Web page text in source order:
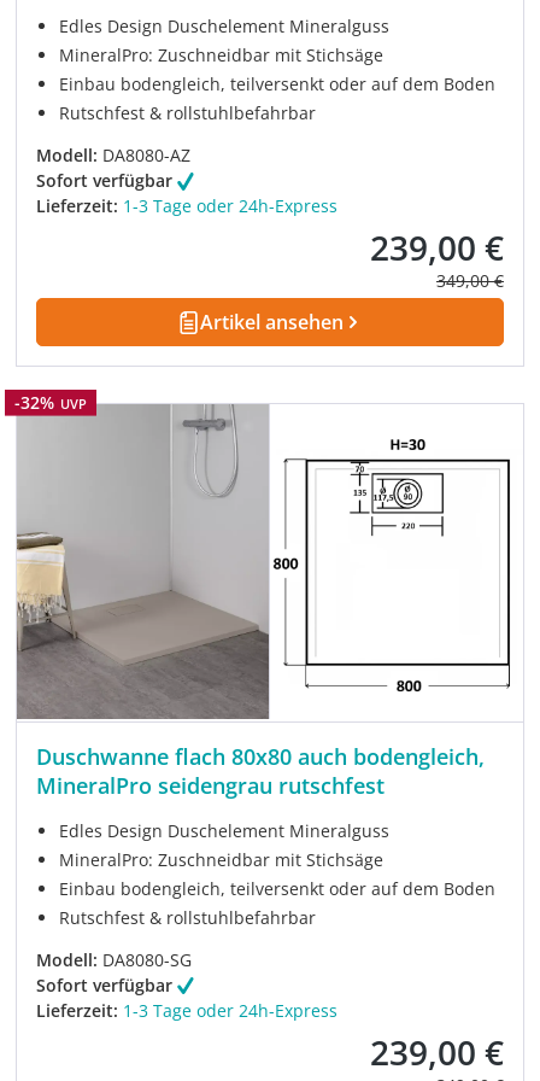
Edles Design Duschelement Mineralguss
MineralPro: Zuschneidbar mit Stichsäge
Einbau bodengleich, teilversenkt oder auf dem Boden
Rutschfest & rollstuhlbefahrbar
Modell: DA8080-AZ
Sofort verfügbar
Lieferzeit: 1-3 Tage oder 24h-Express
Verkaufspreis:
239,00 €
Regulärer
349,00 €
Artikel ansehen
Rabatt
-32% UVP
Duschwanne flach 80x80 auch bodengleich,
MineralPro seidengrau rutschfest
Edles Design Duschelement Mineralguss
MineralPro: Zuschneidbar mit Stichsäge
Einbau bodengleich, teilversenkt oder auf dem Boden
Rutschfest & rollstuhlbefahrbar
Modell: DA8080-SG
Sofort verfügbar
Lieferzeit: 1-3 Tage oder 24h-Express
Verkaufspreis:
239,00 €